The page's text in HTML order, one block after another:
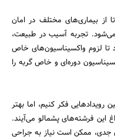
از بیماری‌های مختلف در امان
تجربه آسیب در طبیعت،
لزوم واکسیناسیون‌های خاص
دوره‌ای و خاص گربه را
رویدادهایی فکر کنیم، اما بهتر
این فرشته‌های پشمالو می‌آیند.
جدی، ممکن است نیاز به جراحی